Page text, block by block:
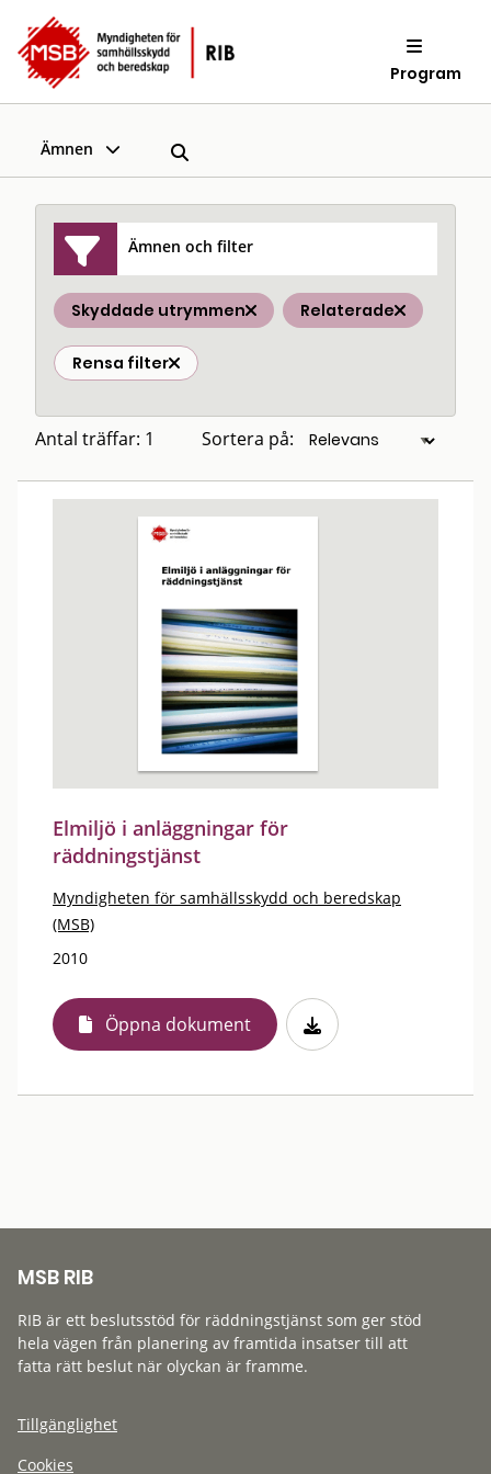
Program
Ämnen
Ämnen och filter
Skyddade utrymmen Relaterade
Rensa filter
Antal träffar: 1 Sortera på:
Elmiljö i anläggningar för
räddningstjänst
Myndigheten för samhällsskydd och beredskap
(MSB)
2010
Öppna dokument
MSB RIB
RIB är ett beslutsstöd för räddningstjänst som ger stöd
hela vägen från planering av framtida insatser till att
fatta rätt beslut när olyckan är framme.
Tillgänglighet
Cookies